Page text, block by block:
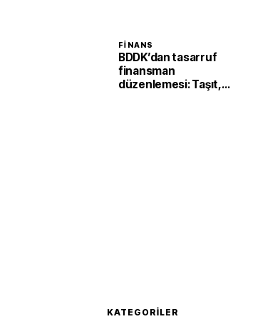
FINANS
BDDK’dan tasarruf
finansman
düzenlemesi: Taşıt,
KATEGORILER